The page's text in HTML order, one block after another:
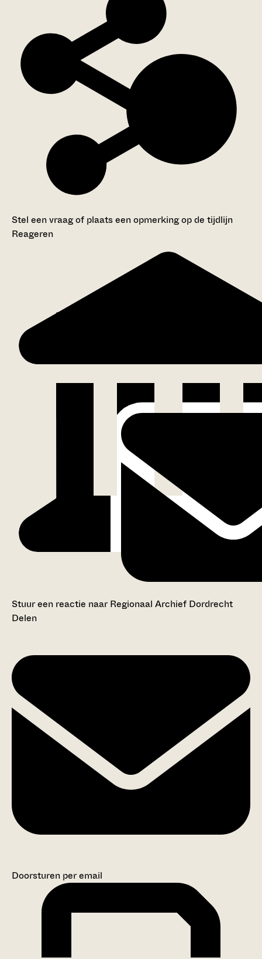
Stel een vraag of plaats een opmerking op de tijdlijn
Reageren
Stuur een reactie naar Regionaal Archief Dordrecht
Delen
Doorsturen per email